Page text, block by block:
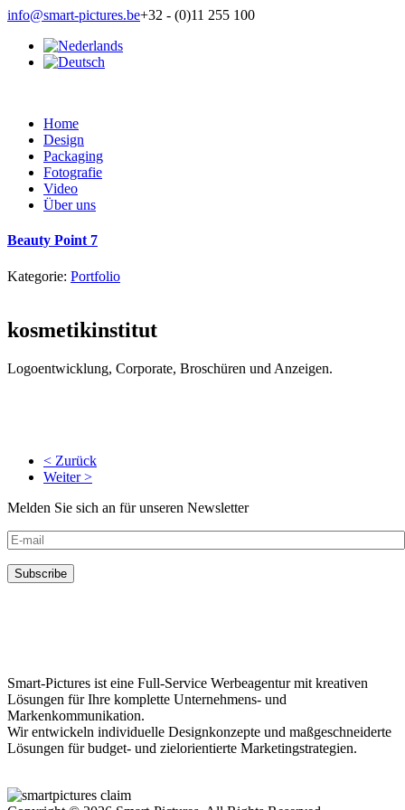
info@smart-pictures.be+32 - (0)11 255 100
Home
Design
Packaging
Fotografie
Video
Über uns
Beauty Point 7
Kategorie: Portfolio
kosmetikinstitut
Logoentwicklung, Corporate, Broschüren und Anzeigen.
< Zurück
Weiter >
Melden Sie sich an für unseren Newsletter
Smart-Pictures ist eine Full-Service Werbeagentur mit kreativen
Lösungen für Ihre komplette Unternehmens- und
Markenkommunikation.
Wir entwickeln individuelle Designkonzepte und maßgeschneiderte
Lösungen für budget- und zielorientierte Marketingstrategien.